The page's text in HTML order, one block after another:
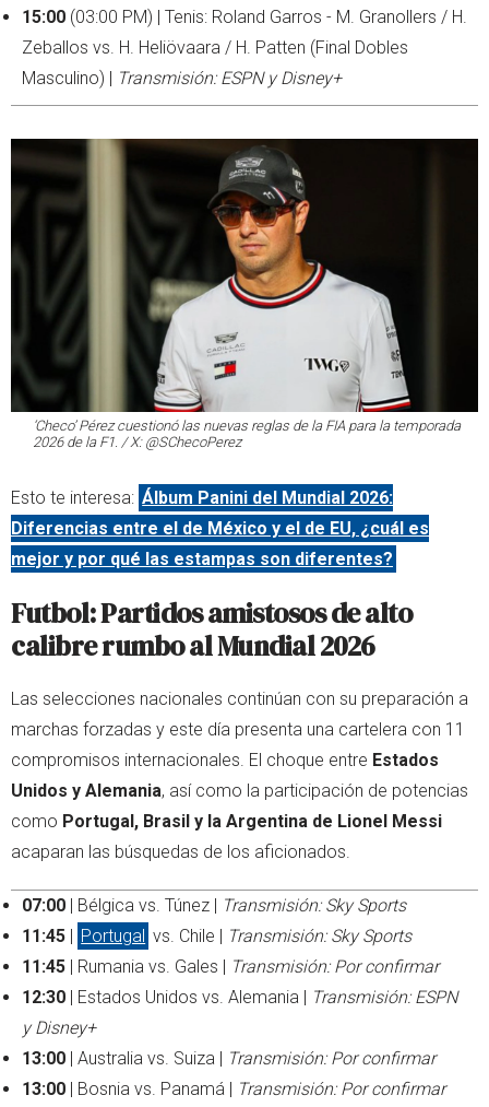
15:00 (03:00 PM) | Tenis: Roland Garros - M. Granollers / H.
Zeballos vs. H. Heliövaara / H. Patten (Final Dobles
Masculino) | Transmisión: ESPN y Disney+
‘Checo’ Pérez cuestionó las nuevas reglas de la FIA para la temporada
2026 de la F1. / X: @SChecoPerez
Esto te interesa: Álbum Panini del Mundial 2026:
Diferencias entre el de México y el de EU, ¿cuál es
mejor y por qué las estampas son diferentes?
Futbol: Partidos amistosos de alto
calibre rumbo al Mundial 2026
Las selecciones nacionales continúan con su preparación a
marchas forzadas y este día presenta una cartelera con 11
compromisos internacionales. El choque entre Estados
Unidos y Alemania, así como la participación de potencias
como Portugal, Brasil y la Argentina de Lionel Messi
acaparan las búsquedas de los aficionados.
07:00 | Bélgica vs. Túnez | Transmisión: Sky Sports
11:45 | Portugal vs. Chile | Transmisión: Sky Sports
11:45 | Rumania vs. Gales | Transmisión: Por confirmar
12:30 | Estados Unidos vs. Alemania | Transmisión: ESPN
y Disney+
13:00 | Australia vs. Suiza | Transmisión: Por confirmar
13:00 | Bosnia vs. Panamá | Transmisión: Por confirmar